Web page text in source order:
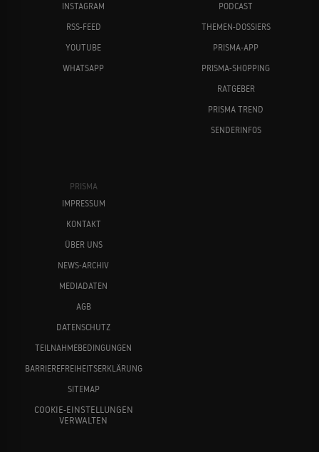
INSTAGRAM
RSS-FEED
YOUTUBE
WHATSAPP
PODCAST
THEMEN-DOSSIERS
PRISMA-APP
PRISMA-SHOPPING
RATGEBER
PRISMA TREND
SENDERINFOS
PRISMA
IMPRESSUM
KONTAKT
ÜBER UNS
NEWS-ARCHIV
MEDIADATEN
AGB
DATENSCHUTZ
TEILNAHMEBEDINGUNGEN
BARRIEREFREIHEITSERKLÄRUNG
SITEMAP
COOKIE-EINSTELLUNGEN
VERWALTEN